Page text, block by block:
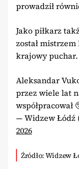
prowadził
Jako piłkarz
został mistrzem
krajowy puchar.
Aleksandar
przez wiele lat
współpracował
— Widzew Łódź
2026
Źródło: Widzew